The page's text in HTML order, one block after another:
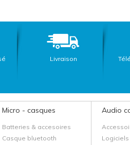
Livraison
Micro - casques
Batteries & accesoires
Casque bluetooth
Audio